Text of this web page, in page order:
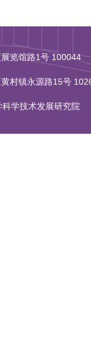
览馆路1号 100044
村镇永源路15号
科学技术发展研究院